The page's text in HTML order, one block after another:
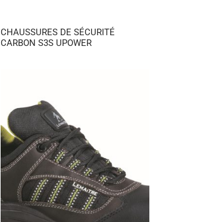
CHAUSSURES DE SÉCURITÉ
CARBON S3S UPOWER